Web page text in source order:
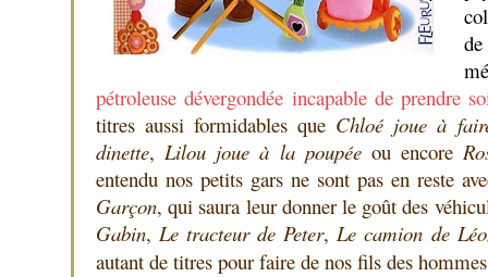
pétroleuse dévergondée incapable de prendre
titres aussi formidables que Chloé joue à
dinette,Lilou joue à la poupéeou encore
entendu nos petits gars ne sont pas en reste
Garçon, qui saura leur donner le goût des
Gabin,Le tracteur de Peter,Le camion de
autant de titres pour faire de nos fils des